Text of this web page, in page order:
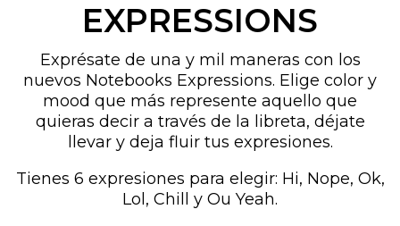
EXPRESSIONS
Exprésate de una y mil maneras con los
nuevos Notebooks Expressions. Elige color y
mood que más represente aquello que
quieras decir a través de la libreta, déjate
llevar y deja fluir tus expresiones.
Tienes 6 expresiones para elegir: Hi, Nope, Ok,
Lol, Chill y Ou Yeah.